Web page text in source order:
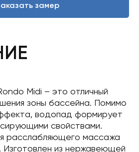
замер
Midi – это отличный
зоны бассейна. Помимо
водопад формирует
свойствами.
расслабляющего массажа
Изготовлен из нержавеющей